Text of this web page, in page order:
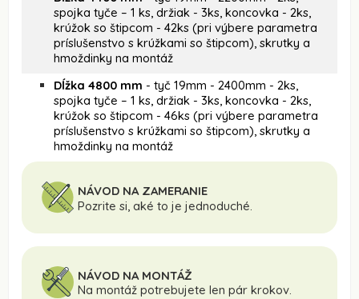
spojka tyče – 1 ks, držiak - 3ks, koncovka - 2ks,
krúžok so štipcom - 42ks (pri výbere parametra
príslušenstvo s krúžkami so štipcom), skrutky a
hmoždinky na montáž
Dĺžka 4800 mm - tyč 19mm - 2400mm - 2ks,
spojka tyče – 1 ks, držiak - 3ks, koncovka - 2ks,
krúžok so štipcom - 46ks (pri výbere parametra
príslušenstvo s krúžkami so štipcom), skrutky a
hmoždinky na montáž
NÁVOD NA ZAMERANIE
Pozrite si, aké to je jednoduché.
NÁVOD NA MONTÁŽ
Na montáž potrebujete len pár krokov.